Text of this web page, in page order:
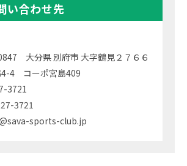
い合わせ先
大分県 別府市 大字鶴見２７６６
4 コーポ宮島409
3721
3721
sports-club.jp